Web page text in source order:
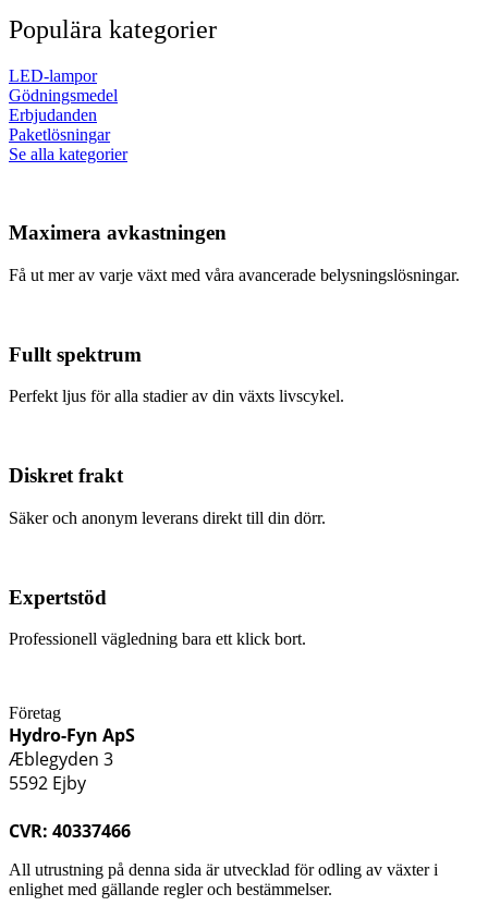
Populära kategorier
LED-lampor
Gödningsmedel
Erbjudanden
Paketlösningar
Se alla kategorier
Maximera avkastningen
Få ut mer av varje växt med våra avancerade belysningslösningar.
Fullt spektrum
Perfekt ljus för alla stadier av din växts livscykel.
Diskret frakt
Säker och anonym leverans direkt till din dörr.
Expertstöd
Professionell vägledning bara ett klick bort.
Företag
Hydro-Fyn ApS
Æblegyden 3
5592 Ejby
CVR: 40337466
All utrustning på denna sida är utvecklad för odling av växter i
enlighet med gällande regler och bestämmelser.